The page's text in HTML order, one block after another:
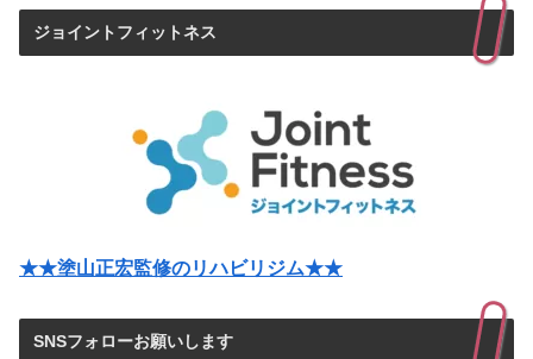
ジョイントフィットネス
★★塗山正宏監修のリハビリジム★★
SNSフォローお願いします